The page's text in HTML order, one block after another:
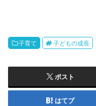
子育て 子どもの成長
ポスト
はてブ